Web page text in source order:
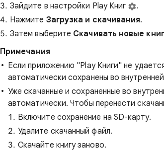
Зайдите в настройки Play Книг
.
Нажмите Загрузка и скачивания.
Затем выберите Скачивать новые
Примечания
Если приложению "Play Книги" не
автоматически сохранены во
Уже скачанные и сохраненные во
автоматически. Чтобы перенести
Включите сохранение на SD-карту.
Удалите скачанный файл.
Скачайте книгу заново.